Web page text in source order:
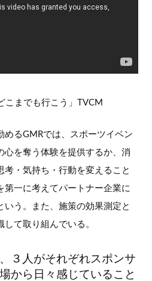
こまでも行こう」TVCM
めるGMRでは、スポーツイベン
心を奪う体験を提供するか、消
考・気持ち・行動を変えること
第一に考えてパートナー企業に
いう。また、施策の効果測定と
て取り組んでいる。
３人がそれぞれスポンサ
から日々感じていること